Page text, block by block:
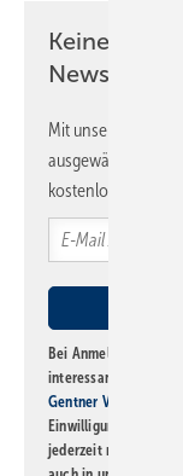
Keine Zeit?
Newsletter!
Mit unserem
ausgewählte
kostenlos direkt ins
Bei Anmeldung zu
interessante Verlags-
Gentner Verlag GmbH
Einwilligung kann ich
jederzeit möglich.